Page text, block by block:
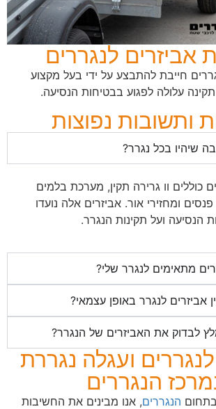
אביזרים לנגררים
חייבת להתבצע על ידי בעל מקצוע
עלולה לפגוע בבטיחות הנסיעה.
ותשובות נפוצות
שיהיו בכל נגרר?
כוללים וו גרירה תקין, מערכת בלמים
ומחזירי אור. אביזרים אלה נועדו
הנסיעה ועל תקינות הנגרר.
מתאימים לנגרר שלי?
אביזרים לנגרר באופן עצמאי?
לבדוק את האביזרים של הנגרר?
ועגלה נגררת
הנגררים
הנגררים, אנו מבינים את החשיבות